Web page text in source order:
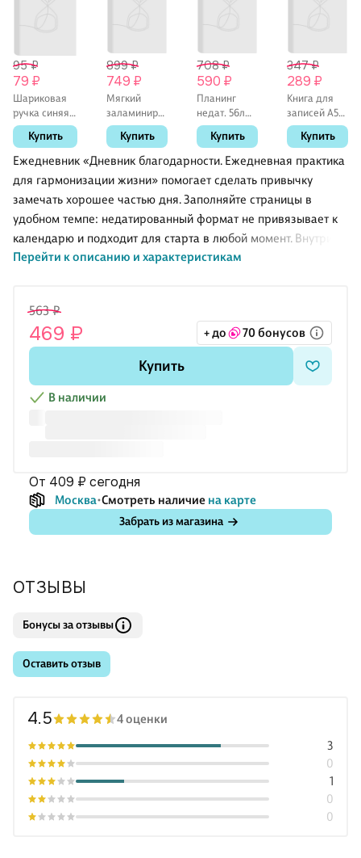
Ежедневник «Дневник благодарности. Ежедневная практика
для гармонизации жизни» помогает сделать привычку
замечать хорошее частью дня. Заполняйте страницы в
удобном темпе: недатированный формат не привязывает к
календарю и подходит для старта в любой момент. Внутри —
пространство для коротких записей о том, за что вы
твёрдая картонная обложка защищает записи. Издательство
Эксмо. Подойдёт с 16 лет.
Перейти к описанию и характеристикам
95 ₽
79 ₽
Шариковая
ручка синяя 1
мм, Round
Stic, Bic
Купить
899 ₽
749 ₽
Мягкий
заламинированный
картон
Купить
708 ₽
590 ₽
Планинг
недат. 56л
"Joy Book"
сахарная
вата,
иск.кожа 7Б,
скругл.углы,
съемный
тонир.блок,
тисн.фольгой,
евроспираль,
Купить
347 ₽
289 ₽
Книга для
записей А5
40л "Мой
первый
дневник
благодарности.
Волшебный
блокнот
добрых слов
моментов"
Купить
563 ₽
469 ₽ + до 70 бонусов
Купить
В наличии
от 409 ₽ сегодня
Москва Смотреть наличие на карте
Забрать из магазина
ОТЗЫВЫ
Бонусы за отзывы
Оставить отзыв
4.5 4 оценки
0
0
1
0
3